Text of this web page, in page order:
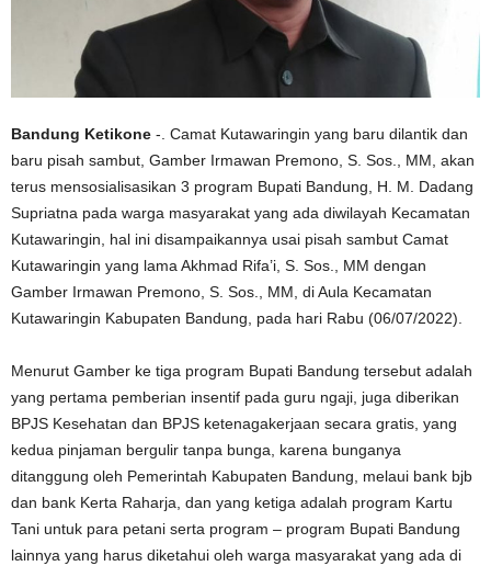
Bandung Ketikone -. Camat Kutawaringin yang baru dilantik dan
baru pisah sambut, Gamber Irmawan Premono, S. Sos., MM, akan
terus mensosialisasikan 3 program Bupati Bandung, H. M. Dadang
Supriatna pada warga masyarakat yang ada diwilayah Kecamatan
Kutawaringin, hal ini disampaikannya usai pisah sambut Camat
Kutawaringin yang lama Akhmad Rifa’i, S. Sos., MM dengan
Gamber Irmawan Premono, S. Sos., MM, di Aula Kecamatan
Kutawaringin Kabupaten Bandung, pada hari Rabu (06/07/2022).
Menurut Gamber ke tiga program Bupati Bandung tersebut adalah
yang pertama pemberian insentif pada guru ngaji, juga diberikan
BPJS Kesehatan dan BPJS ketenagakerjaan secara gratis, yang
kedua pinjaman bergulir tanpa bunga, karena bunganya
ditanggung oleh Pemerintah Kabupaten Bandung, melaui bank bjb
dan bank Kerta Raharja, dan yang ketiga adalah program Kartu
Tani untuk para petani serta program – program Bupati Bandung
lainnya yang harus diketahui oleh warga masyarakat yang ada di